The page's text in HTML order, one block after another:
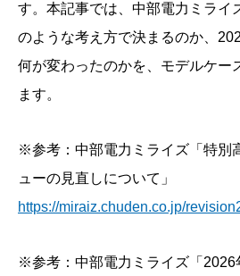
す。本記事では、中部電力ミライ
のような考え方で決まるのか、
何が変わったのかを、モデルケー
ます。
※参考：中部電力ミライズ「特別
ューの見直しについて」
https://miraiz.chuden.co.jp/
※参考：中部電力ミライズ「2026